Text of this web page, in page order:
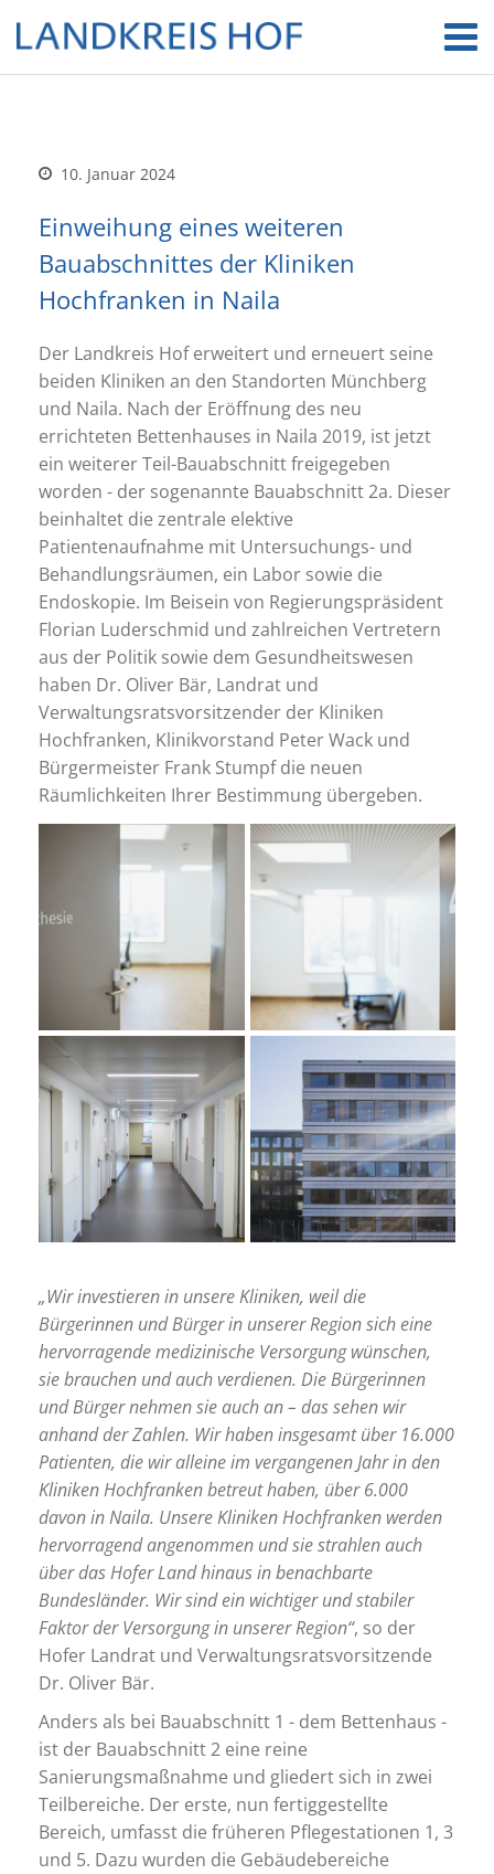
10. Januar 2024
Einweihung eines weiteren
Bauabschnittes der Kliniken
Hochfranken in Naila
Der Landkreis Hof erweitert und erneuert seine
beiden Kliniken an den Standorten Münchberg
und Naila. Nach der Eröffnung des neu
errichteten Bettenhauses in Naila 2019, ist jetzt
ein weiterer Teil-Bauabschnitt freigegeben
worden - der sogenannte Bauabschnitt 2a. Dieser
beinhaltet die zentrale elektive
Patientenaufnahme mit Untersuchungs- und
Behandlungsräumen, ein Labor sowie die
Endoskopie. Im Beisein von Regierungspräsident
Florian Luderschmid und zahlreichen Vertretern
aus der Politik sowie dem Gesundheitswesen
haben Dr. Oliver Bär, Landrat und
Verwaltungsratsvorsitzender der Kliniken
Hochfranken, Klinikvorstand Peter Wack und
Bürgermeister Frank Stumpf die neuen
Räumlichkeiten Ihrer Bestimmung übergeben.
„Wir investieren in unsere Kliniken, weil die
Bürgerinnen und Bürger in unserer Region sich eine
hervorragende medizinische Versorgung wünschen,
sie brauchen und auch verdienen. Die Bürgerinnen
und Bürger nehmen sie auch an – das sehen wir
anhand der Zahlen. Wir haben insgesamt über 16.000
Patienten, die wir alleine im vergangenen Jahr in den
Kliniken Hochfranken betreut haben, über 6.000
davon in Naila. Unsere Kliniken Hochfranken werden
hervorragend angenommen und sie strahlen auch
über das Hofer Land hinaus in benachbarte
Bundesländer. Wir sind ein wichtiger und stabiler
Faktor der Versorgung in unserer Region“, so der
Hofer Landrat und Verwaltungsratsvorsitzende
Dr. Oliver Bär.
Anders als bei Bauabschnitt 1 - dem Bettenhaus -
ist der Bauabschnitt 2 eine reine
Sanierungsmaßnahme und gliedert sich in zwei
Teilbereiche. Der erste, nun fertiggestellte
Bereich, umfasst die früheren Pflegestationen 1, 3
und 5. Dazu wurden die Gebäudebereiche